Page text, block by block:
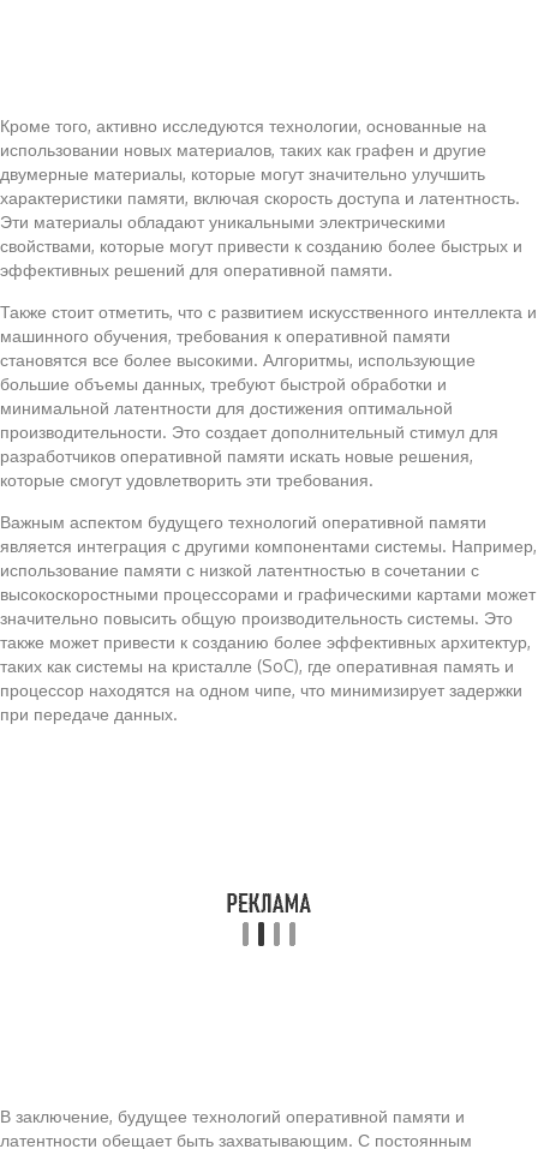
Кроме того, активно исследуются технологии, основанные на
использовании новых материалов, таких как графен и другие
двумерные материалы, которые могут значительно улучшить
характеристики памяти, включая скорость доступа и латентность.
Эти материалы обладают уникальными электрическими
свойствами, которые могут привести к созданию более быстрых и
эффективных решений для оперативной памяти.
Также стоит отметить, что с развитием искусственного интеллекта и
машинного обучения, требования к оперативной памяти
становятся все более высокими. Алгоритмы, использующие
большие объемы данных, требуют быстрой обработки и
минимальной латентности для достижения оптимальной
производительности. Это создает дополнительный стимул для
разработчиков оперативной памяти искать новые решения,
которые смогут удовлетворить эти требования.
Важным аспектом будущего технологий оперативной памяти
является интеграция с другими компонентами системы. Например,
использование памяти с низкой латентностью в сочетании с
высокоскоростными процессорами и графическими картами может
значительно повысить общую производительность системы. Это
также может привести к созданию более эффективных архитектур,
таких как системы на кристалле (SoC), где оперативная память и
процессор находятся на одном чипе, что минимизирует задержки
при передаче данных.
В заключение, будущее технологий оперативной памяти и
латентности обещает быть захватывающим. С постоянным